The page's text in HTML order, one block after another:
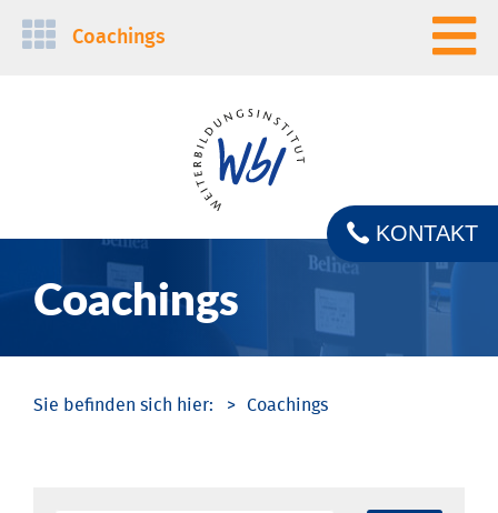
Navigation
Coachings
Coachings
KONTAKT
Coachings